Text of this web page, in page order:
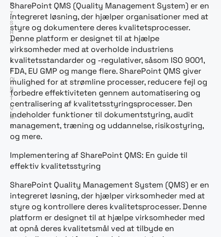
N
T,
S
H
A
R
E
P
OI
N
T
Q
M
S
SharePoint QMS (Quality Management System) er en
integreret løsning, der hjælper organisationer med at
styre og dokumentere deres kvalitetsprocesser.
Denne platform er designet til at hjælpe
virksomheder med at overholde industriens
kvalitetsstandarder og -regulativer, såsom ISO 9001,
FDA, EU GMP og mange flere. SharePoint QMS giver
mulighed for at strømline processer, reducere fejl og
forbedre effektiviteten gennem automatisering og
centralisering af kvalitetsstyringsprocesser. Den
indeholder funktioner til dokumentstyring, audit
management, træning og uddannelse, risikostyring,
og mere.
Implementering af SharePoint QMS: En guide til
effektiv kvalitetsstyring
SharePoint Quality Management System (QMS) er en
integreret løsning, der hjælper virksomheder med at
styre og kontrollere deres kvalitetsprocesser. Denne
platform er designet til at hjælpe virksomheder med
at opnå deres kvalitetsmål ved at tilbyde en